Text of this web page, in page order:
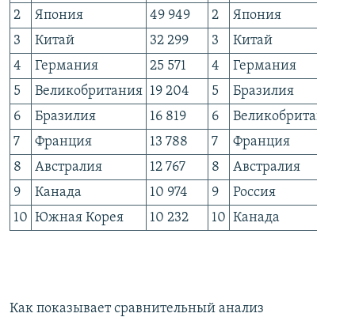
2
Япония 49 949 2 Япония
3
Китай 32 299 3 Китай
4
Германия 25 571 4 Германия
5
Великобритания 19 204 5 Бразилия
6
Бразилия 16 819 6 Великобритания
7
Франция 13 788 7 Франция
8
Австралия 12 767 8 Австралия
9
Канада 10 974 9 Россия
10 Южная Корея 10 232 10 Канада
Как показывает сравнительный анализ